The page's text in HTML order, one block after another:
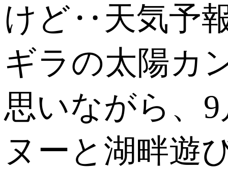
けど‥天気予
ギラの太陽カ
思いながら、
ヌーと湖畔遊